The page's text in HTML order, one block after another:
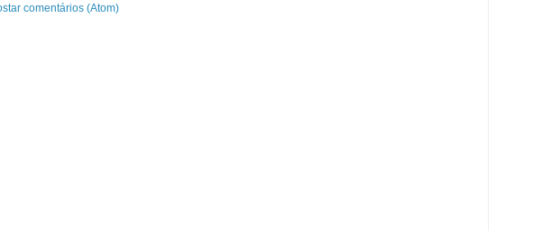
comentários (Atom)